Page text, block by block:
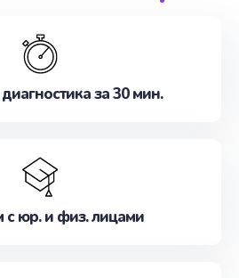
Не медлите записаться на
за 30 мин.
с юр. и физ. лицами